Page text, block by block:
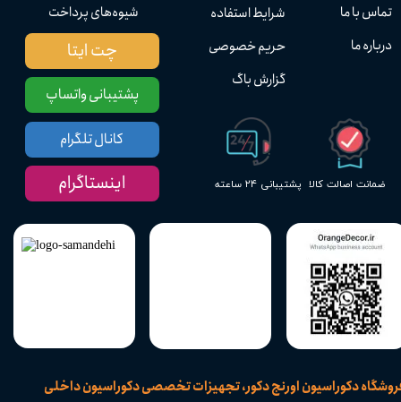
دکوراسیون اورنج دکور، تجهیزات تخصصی دکوراسیون داخلی
پشتیبانی ۲۴ ساعته ضمانت اصالت کالا
شیوه‌های پرداخت
شرایط استفاده
حریم خصوصی
گزارش باگ
تماس با ما
درباره ما
پشتیبانی واتساپ
چت ایتا
کانال تلگرام
اینستاگرام